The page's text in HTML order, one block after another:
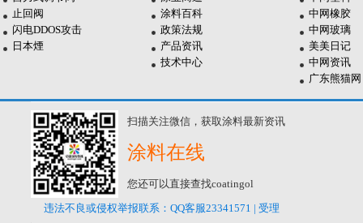
止回阀
闪电DDOS攻击
日本煙
涂料百科
政策法规
产品资讯
技术中心
中网橡胶
中网玻璃
美美日记
中网资讯
广东熊猫网
扫描关注微信，获取涂料最新资讯
涂料在线
您还可以直接查找coatingol
违法不良或侵权举报联系：QQ客服23341571 | 受理